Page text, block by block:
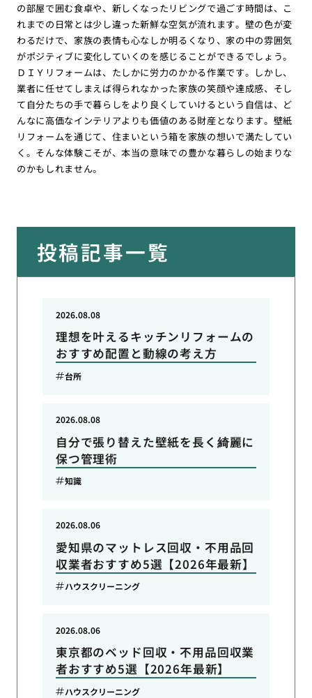
の部屋で囲む食卓や、新しくなったリビングで過ごす時間は、こ
れまでの日常とは少し違った新鮮な空気が流れます。壁の色が変
わるだけで、家族の表情も心なしか明るくなり、家の中の雰囲気
がポジティブに変化していくのを感じることができるでしょう。
ＤＩＹリフォームは、たしかに労力のかかる作業です。しかし、
業者に任せてしまえば得られなかった家族の笑顔や達成感、そし
て自分たちの手で暮らしをより良くしていけるという自信は、ど
んなに高価なインテリアよりも価値のある財産となります。壁紙
リフォームを通じて、住まいという箱を家族の想いで満たしてい
く。そんな体験こそが、本当の意味での豊かな暮らしの始まりな
のかもしれません。
投稿記事一覧
理想を叶えるキッチンリフォームの
おすすめ配置と動線の考え方
2026.08.08
台所
自分で張り替えた壁紙を長く綺麗に
保つ管理術
2026.08.08
知識
愛知県のマットレス回収・不用品回
収業者おすすめ5選【2026年最新】
2026.08.06
ハウスクリーニング
東京都のベッド回収・不用品回収業
者おすすめ5選【2026年最新】
2026.08.06
ハウスクリーニング